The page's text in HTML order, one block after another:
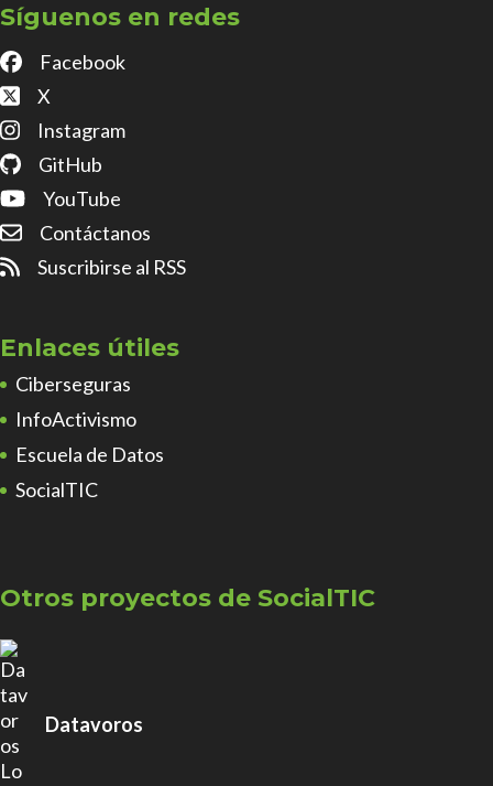
Síguenos en redes
Facebook
X
Instagram
GitHub
YouTube
Contáctanos
Suscribirse al RSS
Enlaces útiles
Ciberseguras
InfoActivismo
Escuela de Datos
SocialTIC
Otros proyectos de SocialTIC
Datavoros